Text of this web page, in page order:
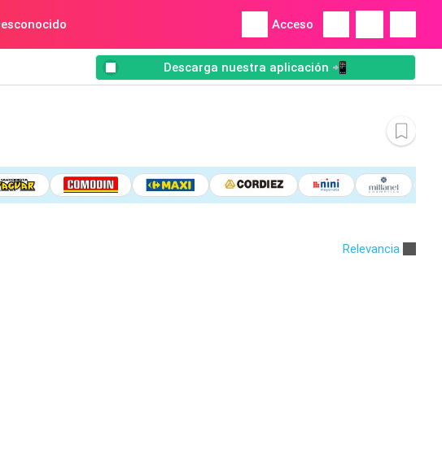
Acceso
Descarga nuestra aplicación 📲
Relevancia